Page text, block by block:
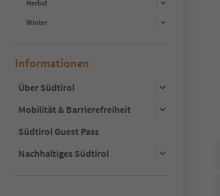
Herbst
Winter
Informationen
Über Südtirol
Mobilität & Barrierefreiheit
Südtirol Guest Pass
Nachhaltiges Südtirol